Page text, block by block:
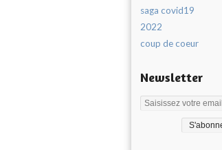
saga covid19
2022
coup de coeur
Newsletter